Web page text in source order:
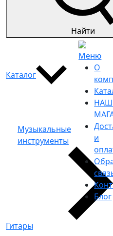
Найти
Каталог
Музыкальные
инструменты
Гитары
Меню
О
и
Блог